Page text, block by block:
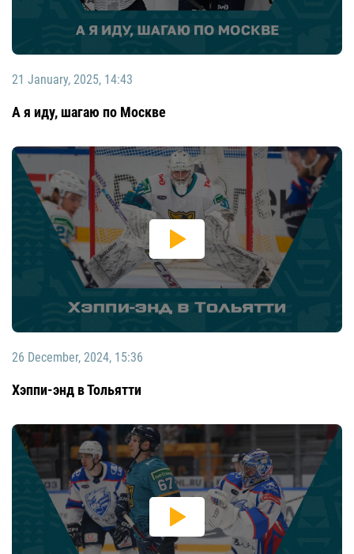
21 January, 2025, 14:43
А я иду, шагаю по Москве
26 December, 2024, 15:36
Хэппи-энд в Тольятти